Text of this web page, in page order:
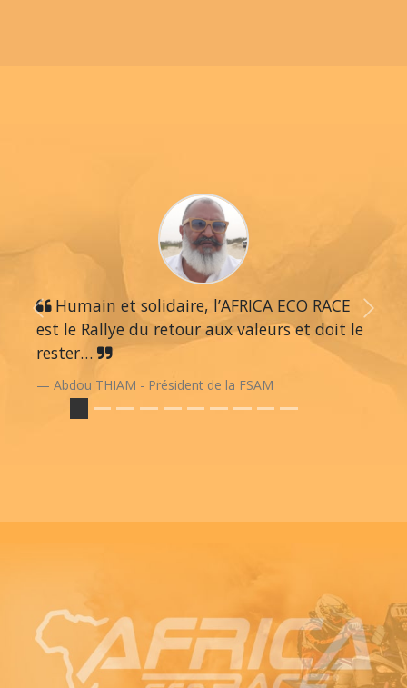
Humain et solidaire, l’AFRICA ECO RACE
est le Rallye du retour aux valeurs et doit le
rester…
Abdou THIAM - Président de la FSAM
Previous Next